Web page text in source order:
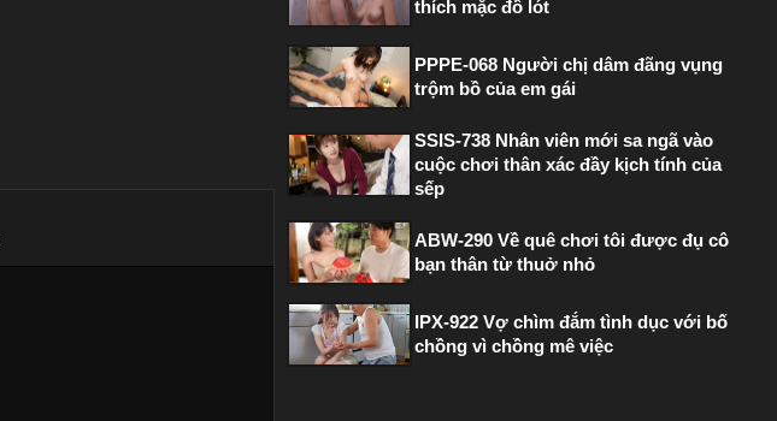
thích mặc đồ lót
PPPE-068 Người chị dâm đãng vụng
trộm bồ của em gái
SSIS-738 Nhân viên mới sa ngã vào
cuộc chơi thân xác đầy kịch tính của
sếp
ABW-290 Về quê chơi tôi được đụ cô
bạn thân từ thuở nhỏ
IPX-922 Vợ chìm đắm tình dục với bố
chồng vì chồng mê việc